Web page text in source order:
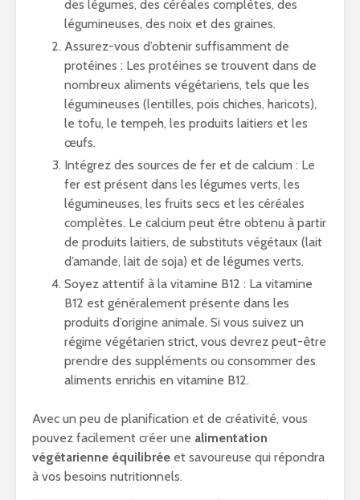
des légumes, des céréales complètes, des
légumineuses, des noix et des graines.
Assurez-vous d’obtenir suffisamment de
protéines : Les protéines se trouvent dans de
nombreux aliments végétariens, tels que les
légumineuses (lentilles, pois chiches, haricots),
le tofu, le tempeh, les produits laitiers et les
œufs.
Intégrez des sources de fer et de calcium : Le
fer est présent dans les légumes verts, les
légumineuses, les fruits secs et les céréales
complètes. Le calcium peut être obtenu à partir
de produits laitiers, de substituts végétaux (lait
d’amande, lait de soja) et de légumes verts.
Soyez attentif à la vitamine B12 : La vitamine
B12 est généralement présente dans les
produits d’origine animale. Si vous suivez un
régime végétarien strict, vous devrez peut-être
prendre des suppléments ou consommer des
aliments enrichis en vitamine B12.
Avec un peu de planification et de créativité, vous
pouvez facilement créer une alimentation
végétarienne équilibrée et savoureuse qui répondra
à vos besoins nutritionnels.